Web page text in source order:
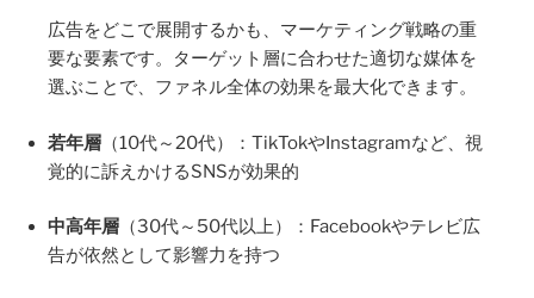
広告をどこで展開するかも、マーケティング戦略の重
要な要素です。ターゲット層に合わせた適切な媒体を
選ぶことで、ファネル全体の効果を最大化できます。
若年層 （10代～20代）：TikTokやInstagramなど、視
覚的に訴えかけるSNSが効果的
中高年層 （30代～50代以上）：Facebookやテレビ広
告が依然として影響力を持つ